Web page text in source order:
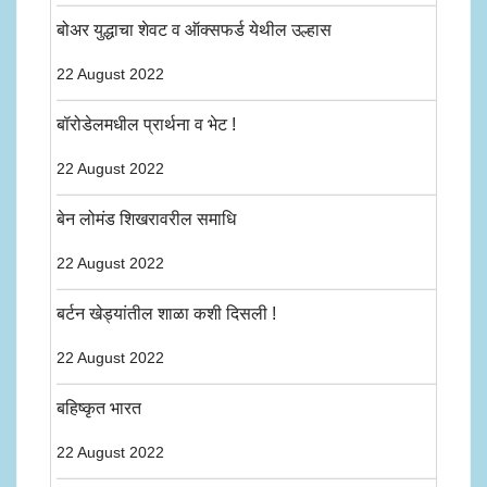
बोअर युद्धाचा शेवट व ऑक्सफर्ड येथील उल्हास
22 August 2022
बॉरोडेलमधील प्रार्थना व भेट !
22 August 2022
बेन लोमंड शिखरावरील समाधि
22 August 2022
बर्टन खेड्यांतील शाळा कशी दिसली !
22 August 2022
बहिष्कृत भारत
22 August 2022